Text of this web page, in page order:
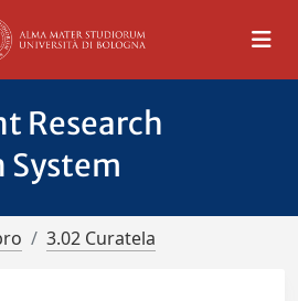
Research
3.02 Curatela